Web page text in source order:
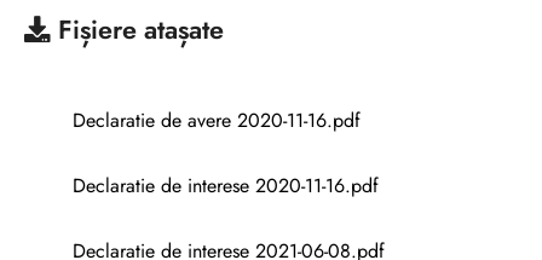
Fișiere atașate
Declaratie de avere 2020-11-16.pdf
Declaratie de interese 2020-11-16.pdf
Declaratie de interese 2021-06-08.pdf